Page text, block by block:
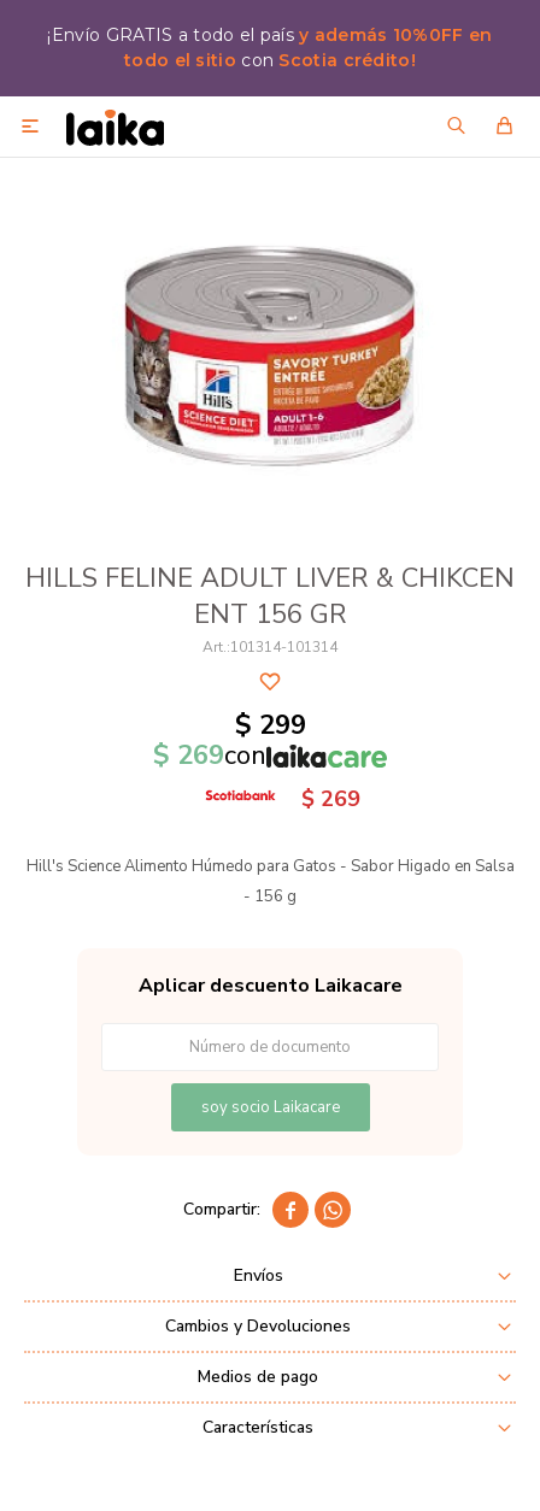
¡Envío GRATIS a todo el paísy además 10%0FF en
todo el sitio con Scotia crédito!

HILLS FELINE ADULT LIVER & CHIKCEN
ENT 156 GR
101314-101314
$ 299
$ 269con
$ 269
Hill's Science Alimento Húmedo para Gatos - Sabor Higado en Salsa
- 156 g
Aplicar descuento Laikacare
soy socio Laikacare
 
Envíos
Cambios y Devoluciones
Medios de pago
Características